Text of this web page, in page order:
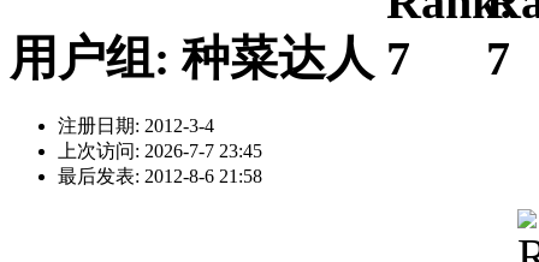
用户组: 种菜达人
注册日期: 2012-3-4
上次访问: 2026-7-7 23:45
最后发表: 2012-8-6 21:58